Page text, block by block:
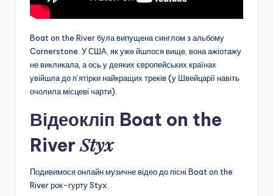
Boat on the River була випущена синглом з альбому
Cornerstone. У США, як уже йшлося вище, вона ажіотажу
не викликала, а ось у деяких європейських країнах
увійшла до п’ятірки найкращих треків (у Швейцарії навіть
очолила місцеві чарти).
Відеокліп Boat on the
RiverStyx
Подивимося онлайн музичне відео до пісні Boat on the
River рок-гурту Styx.